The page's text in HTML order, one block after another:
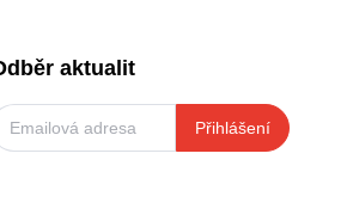
aktualit
Přihlášení